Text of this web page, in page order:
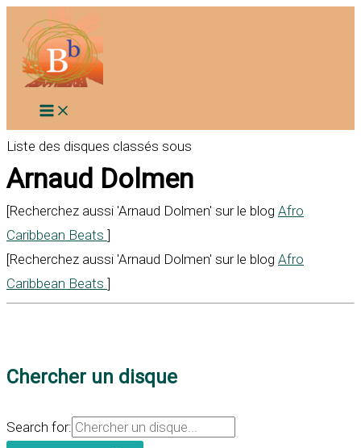
contenu
Liste des disques classés sous
Arnaud Dolmen
[Recherchez aussi 'Arnaud Dolmen' sur le blog Afro
Caribbean Beats ]
[Recherchez aussi 'Arnaud Dolmen' sur le blog Afro
Caribbean Beats ]
Chercher un disque
Search for: